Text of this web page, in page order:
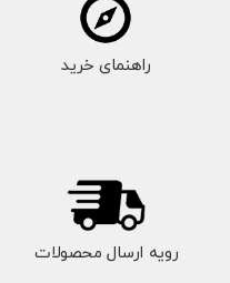
راهنمای خرید
رویه ارسال محصولات